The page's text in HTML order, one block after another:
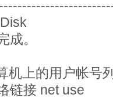
。
上的用户帐号
接 net use